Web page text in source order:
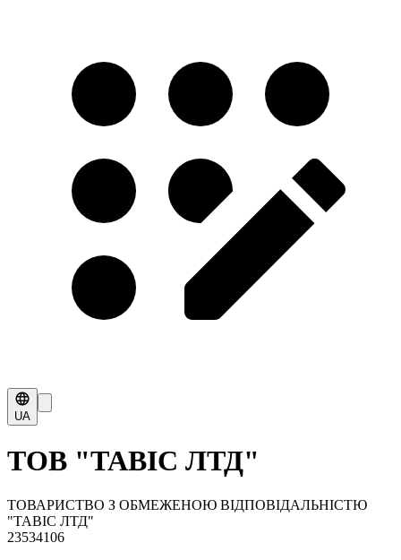
UA
ТОВ "ТАВІС ЛТД"
ТОВАРИСТВО З ОБМЕЖЕНОЮ ВІДПОВІДАЛЬНІСТЮ
"ТАВІС ЛТД"
23534106